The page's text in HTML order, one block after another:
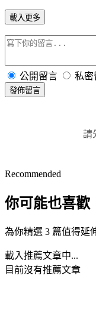
載入更多
公開留言 私密
發佈留言
請
Recommended
你可能也喜歡
為你精選 3 篇值得延
載入推薦文章中...
目前沒有推薦文章